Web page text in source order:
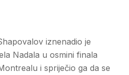
iznenadio je
Nadala u osmini finala
i spriječio ga da se